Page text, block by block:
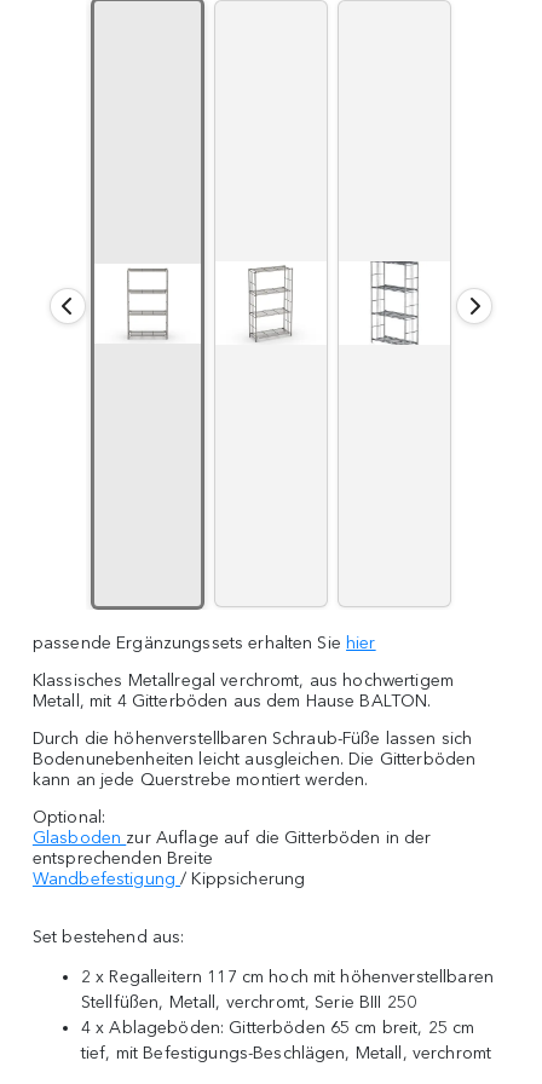
passende Ergänzungssets erhalten Sie hier
Klassisches Metallregal verchromt, aus hochwertigem
Metall, mit 4 Gitterböden aus dem Hause BALTON.
Durch die höhenverstellbaren Schraub-Füße lassen sich
Bodenunebenheiten leicht ausgleichen. Die Gitterböden
kann an jede Querstrebe montiert werden.
Optional:
Glasboden zur Auflage auf die Gitterböden in der
entsprechenden Breite
Wandbefestigung/ Kippsicherung
Set bestehend aus:
2 x Regalleitern 117 cm hoch mit höhenverstellbaren
Stellfüßen, Metall, verchromt, Serie BIII 250
4 x Ablageböden: Gitterböden 65 cm breit, 25 cm
tief, mit Befestigungs-Beschlägen, Metall, verchromt